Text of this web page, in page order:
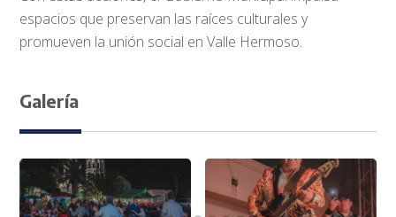
espacios que preservan las raíces culturales y
promueven la unión social en Valle Hermoso.
Galería